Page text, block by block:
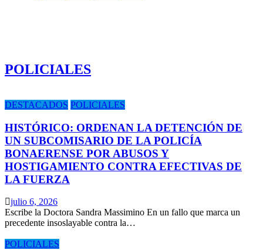
POLICIALES
DESTACADOS POLICIALES
HISTÓRICO: ORDENAN LA DETENCIÓN DE
UN SUBCOMISARIO DE LA POLICÍA
BONAERENSE POR ABUSOS Y
HOSTIGAMIENTO CONTRA EFECTIVAS DE
LA FUERZA
julio 6, 2026
Escribe la Doctora Sandra Massimino En un fallo que marca un
precedente insoslayable contra la…
POLICIALES